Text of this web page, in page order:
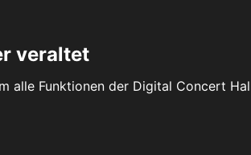
veraltet
alle Funktionen der Digital Concert